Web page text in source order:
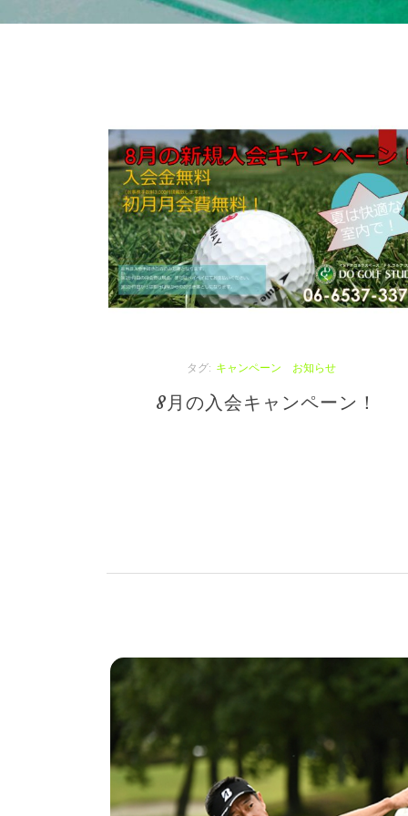
タグ: 休講日のお知らせ
臨時休講の御案内